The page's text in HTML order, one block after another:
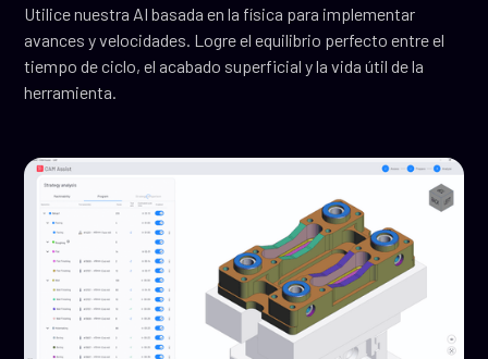
Utilice nuestra AI basada en la física para implementar
avances y velocidades. Logre el equilibrio perfecto entre el
tiempo de ciclo, el acabado superficial y la vida útil de la
herramienta.